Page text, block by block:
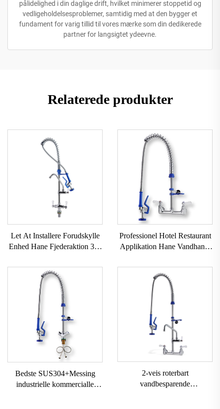
pålidelighed i din daglige drift, hvilket minimerer stoppetid og
vedligeholdelsesproblemer, samtidig med at den bygger et
fundament for varig tillid til vores mærke som din dedikerede
partner for langsigtet ydeevne.
Relaterede produkter
Let At Installere Forudskylle
Enhed Hane Fjederaktion 38"
Professionel Hane Forudskylle
Enhed Med Albue Køkken
Professionel Hotel Restaurant
Applikation Hane Vandhaner
Vand 304 Stål
Rustfri+Menneske
Køkkenhaner
Bedste SUS304+Messing
industrielle kommercialle
2-veis roterbart
vandbesparende